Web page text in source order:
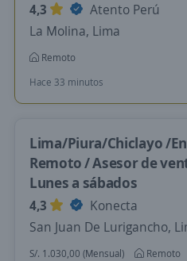
4,3
Atento Perú
La Molina, Lima
Remoto
Hace 33 minutos
Lima/Piura/Chiclayo /
Remoto / Asesor de
Lunes a sábados
4,3
Konecta
San Juan De Lurigancho,
S/. 1.030,00 (Mensual)
Remoto